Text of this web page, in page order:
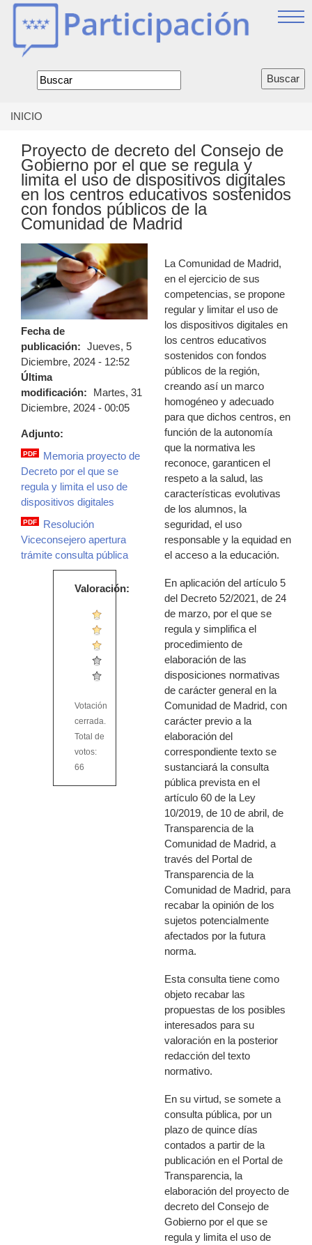
Jump
Formulario
de
encuentra
usted
aquí
INICIO
Proyecto de decreto del Consejo de
Gobierno por el que se regula y
limita el uso de dispositivos digitales
en los centros educativos sostenidos
con fondos públicos de la
Comunidad de Madrid
Fecha de
publicación: Jueves, 5
Diciembre, 2024 - 12:52
Última
modificación:
Martes, 31
Diciembre, 2024 - 00:05
Adjunto:
PDF
Memoria proyecto de
Decreto por el que se
regula y limita el uso de
dispositivos digitales
PDF
Resolución
Viceconsejero apertura
trámite consulta pública
Valoración:
Votación
cerrada.
Total de
votos:
66
La Comunidad de Madrid,
en el ejercicio de sus
competencias, se propone
regular y limitar el uso de
los dispositivos digitales en
los centros educativos
sostenidos con fondos
públicos de la región,
creando así un marco
homogéneo y adecuado
para que dichos centros, en
función de la autonomía
que la normativa les
reconoce, garanticen el
respeto a la salud, las
características evolutivas
de los alumnos, la
seguridad, el uso
responsable y la equidad en
el acceso a la educación.
En aplicación del artículo 5
del Decreto 52/2021, de 24
de marzo, por el que se
regula y simplifica el
procedimiento de
elaboración de las
disposiciones normativas
de carácter general en la
Comunidad de Madrid, con
carácter previo a la
elaboración del
correspondiente texto se
sustanciará la consulta
pública prevista en el
artículo 60 de la Ley
10/2019, de 10 de abril, de
Transparencia de la
Comunidad de Madrid, a
través del Portal de
Transparencia de la
Comunidad de Madrid, para
recabar la opinión de los
sujetos potencialmente
afectados por la futura
norma.
Esta consulta tiene como
objeto recabar las
propuestas de los posibles
interesados para su
valoración en la posterior
redacción del texto
normativo.
En su virtud, se somete a
consulta pública, por un
plazo de quince días
contados a partir de la
publicación en el Portal de
Transparencia, la
elaboración del proyecto de
decreto del Consejo de
Gobierno por el que se
regula y limita el uso de